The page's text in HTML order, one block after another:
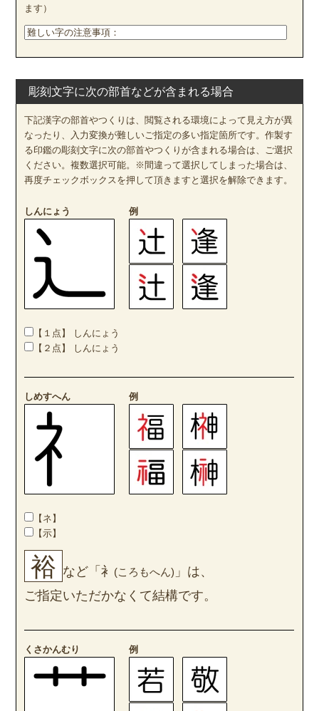
ます）
彫刻文字に次の部首などが含まれる場合
下記漢字の部首やつくりは、閲覧される環境によって見え方が異
なったり、入力変換が難しいご指定の多い指定箇所です。作製す
る印鑑の彫刻文字に次の部首やつくりが含まれる場合は、ご選択
ください。複数選択可能。※間違って選択してしまった場合は、
再度チェックボックスを押して頂きますと選択を解除できます。
しんにょう 例
【１点】 しんにょう
【２点】 しんにょう
しめすへん 例
【ネ】
【示】
裕 など「衤 (ころもへん) 」は、
ご指定いただかなくて結構です。
くさかんむり 例